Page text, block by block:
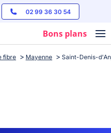
02 99 36 30 54
Bons plans
fibre Mayenne Saint-Denis-